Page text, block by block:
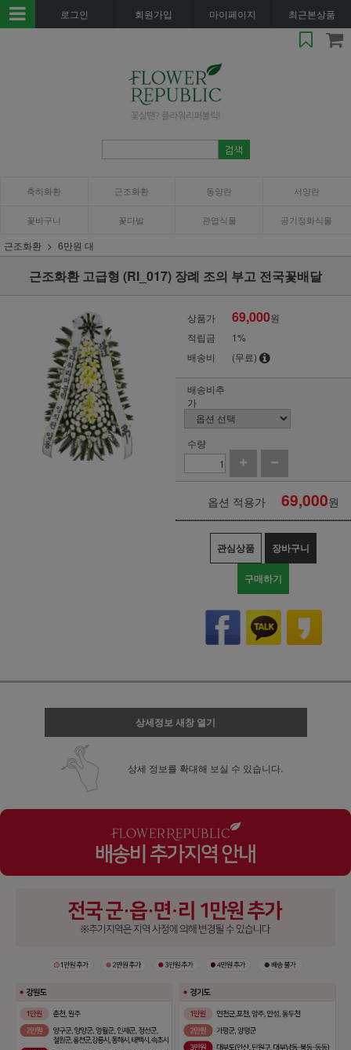
로그인 회원가입 마이페이지 최근본상품
축하화환 근조화환 동양란 서양란
꽃바구니 꽃다발 관엽식물 공기정화식물
근조화환 6만원 대
근조화환 고급형 (RI_017) 장례 조의 부고 전국꽃배달
상품가 69,000원
적립금
1%
배송비
(무료)
배송비추
가
수량
옵션 적용가 69,000원
관심상품 장바구니
구매하기
상세정보 새창 열기
상세 정보를 확대해 보실 수 있습니다.